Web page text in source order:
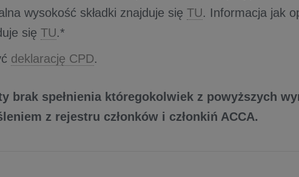
wysokość składki znajduje się TU. ​Informacja jak
się TU.*
deklarację CPD.
brak spełnienia któregokolwiek z powyższych
z rejestru członków i członkiń ACCA.